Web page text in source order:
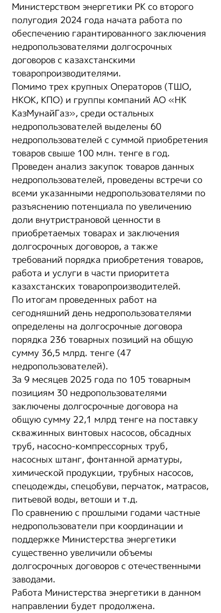
Министерством энергетики РК со второго
полугодия 2024 года начата работа по
обеспечению гарантированного заключения
недропользователями долгосрочных
договоров с казахстанскими
товаропроизводителями.
Помимо трех крупных Операторов (ТШО,
НКОК, КПО) и группы компаний АО «НК
КазМунайГаз», среди остальных
недропользователей выделены 60
недропользователей с суммой приобретения
товаров свыше 100 млн. тенге в год.
Проведен анализ закупок товаров данных
недропользователей, проведены встречи cо
всеми указанными недропользователями по
разъяснению потенциала по увеличению
доли внутристрановой ценности в
приобретаемых товарах и заключения
долгосрочных договоров, а также
требований порядка приобретения товаров,
работа и услуги в части приоритета
казахстанских товаропроизводителей.
По итогам проведенных работ на
сегодняшний день недропользователями
определены на долгосрочные договора
порядка 236 товарных позиций на общую
сумму 36,5 млрд. тенге (47
недропользователей).
За 9 месяцев 2025 года по 105 товарным
позициям 30 недропользователями
заключены долгосрочные договора на
общую сумму 22,1 млрд тенге на поставку
скважинных винтовых насосов, обсадных
труб, насосно-компрессорных труб,
насосных штанг, фонтанной арматуры,
химической продукции, трубных насосов,
спецодежды, спецобуви, перчаток, матрасов,
питьевой воды, ветоши и т.д.
По сравнению с прошлыми годами частные
недропользователи при координации и
поддержке Министерства энергетики
существенно увеличили объемы
долгосрочных договоров с отечественными
заводами.
Работа Министерства энергетики в данном
направлении будет продолжена.